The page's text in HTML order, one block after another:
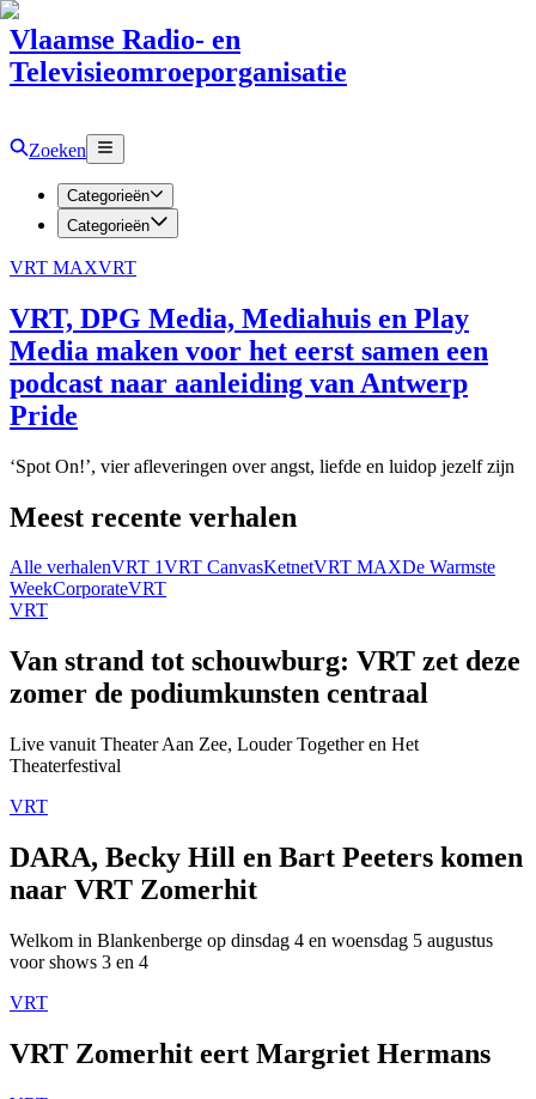
Vlaamse Radio- en
Televisieomroeporganisatie
Zoeken
Categorieën
Categorieën
VRT MAXVRT
VRT, DPG Media, Mediahuis en Play
Media maken voor het eerst samen een
podcast naar aanleiding van Antwerp
Pride
‘Spot On!’, vier afleveringen over angst, liefde en luidop jezelf zijn
Meest recente verhalen
Alle verhalenVRT 1VRT CanvasKetnetVRT MAXDe Warmste
WeekCorporateVRT
VRT
Van strand tot schouwburg: VRT zet deze
zomer de podiumkunsten centraal
Live vanuit Theater Aan Zee, Louder Together en Het
Theaterfestival
VRT
DARA, Becky Hill en Bart Peeters komen
naar VRT Zomerhit
Welkom in Blankenberge op dinsdag 4 en woensdag 5 augustus
voor shows 3 en 4
VRT
VRT Zomerhit eert Margriet Hermans